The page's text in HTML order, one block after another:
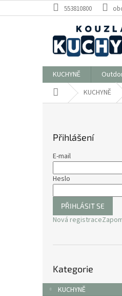
na
553810800
KUCHYNĚ
Domů KUCHYNĚ
Přihlášení
E-mail
Heslo
PŘIHLÁSIT SE
Nová registrace
kategorie
Kategorie
KUCHYNĚ